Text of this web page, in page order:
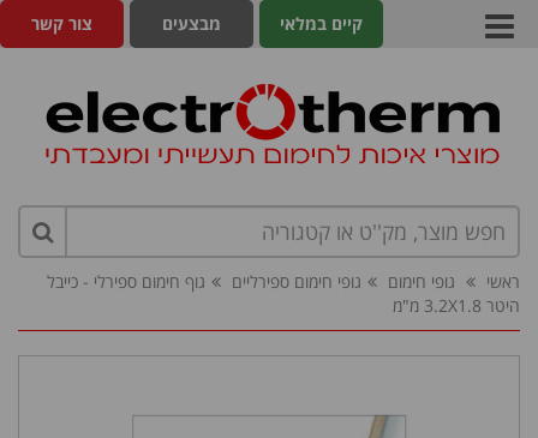
צור קשר מבצעים קיים במלאי
ראשי גופי חימום גופי חימום ספירליים
גוף חימום ספירלי - כייבל
היטר 3.2X1.8 מ"מ